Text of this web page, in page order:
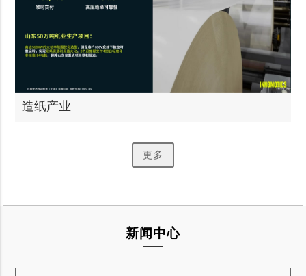
造纸产业
更多
新闻中心